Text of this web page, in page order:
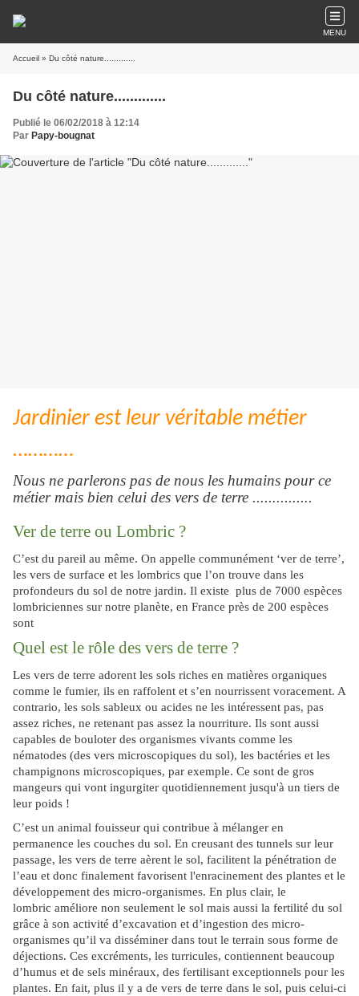
MENU
Accueil » Du côté nature.............
Du côté nature.............
Publié le 06/02/2018 à 12:14
Par Papy-bougnat
Jardinier est leur véritable métier
…………
Nous ne parlerons pas de nous les humains pour ce
métier mais bien celui des vers de terre ...............
Ver de terre ou Lombric ?
C’est du pareil au même. On appelle communément ‘ver de terre’,
les vers de surface et les lombrics que l’on trouve dans les
profondeurs du sol de notre jardin. Il existe plus de 7000 espèces
lombriciennes sur notre planète, en France près de 200 espèces
sont
Quel est le rôle des vers de terre ?
Les vers de terre adorent les sols riches en matières organiques
comme le fumier, ils en raffolent et s’en nourrissent voracement. A
contrario, les sols sableux ou acides ne les intéressent pas, pas
assez riches, ne retenant pas assez la nourriture. Ils sont aussi
capables de bouloter des organismes vivants comme les
nématodes (des vers microscopiques du sol), les bactéries et les
champignons microscopiques, par exemple. Ce sont de gros
mangeurs qui vont ingurgiter quotidiennement jusqu'à un tiers de
leur poids !
C’est un animal fouisseur qui contribue à mélanger en
permanence les couches du sol. En creusant des tunnels sur leur
passage, les vers de terre aèrent le sol, facilitent la pénétration de
l’eau et donc finalement favorisent l'enracinement des plantes et le
développement des micro-organismes. En plus clair, le
lombric améliore non seulement le sol mais aussi la fertilité du sol
grâce à son activité d’excavation et d’ingestion des micro-
organismes qu’il va disséminer dans tout le terrain sous forme de
déjections. Ces excréments, les turricules, contiennent beaucoup
d’humus et de sels minéraux, des fertilisant exceptionnels pour les
plantes. En fait, plus il y a de vers de terre dans le sol, puis celui-ci